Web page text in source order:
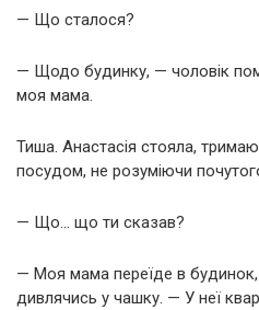
— Що сталося?
— Щодо будинку, — чоловік
моя мама.
Тиша. Анастасія стояла,
посудом, не розуміючи
— Що… що ти сказав?
— Моя мама переїде в
дивлячись у чашку. — У неї